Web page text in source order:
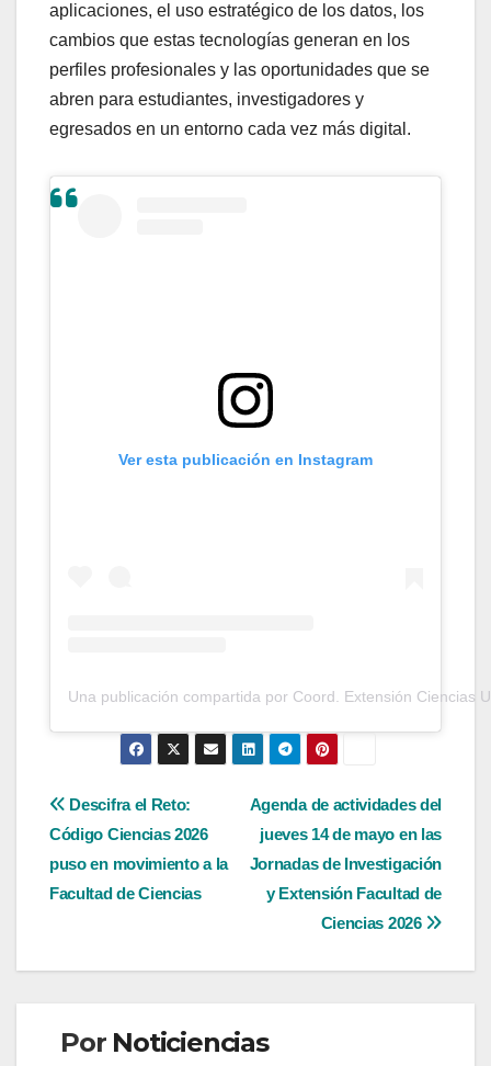
aplicaciones, el uso estratégico de los datos, los
cambios que estas tecnologías generan en los
perfiles profesionales y las oportunidades que se
abren para estudiantes, investigadores y
egresados en un entorno cada vez más digital.
Ver esta publicación en Instagram
Una publicación compartida por Coord. Extensión Ciencias
Navegación
de
entradas
Agenda de actividades del
jueves 14 de mayo en las
Jornadas de Investigación
y Extensión Facultad de
Ciencias 2026
Descifra el Reto:
Código Ciencias 2026
puso en movimiento a la
Facultad de Ciencias
Por Noticiencias